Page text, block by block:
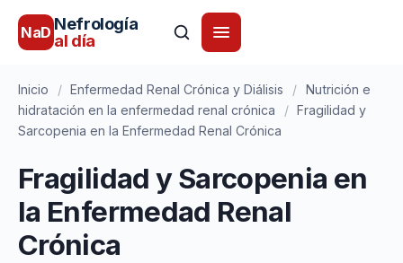
NaD Nefrología
al día
Inicio / Enfermedad Renal Crónica y Diálisis / Nutrición e
hidratación en la enfermedad renal crónica
/ Fragilidad y
Sarcopenia en la Enfermedad Renal Crónica
Fragilidad y Sarcopenia en
la Enfermedad Renal
Crónica